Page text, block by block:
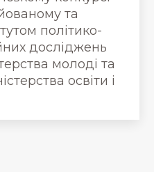
та
політико-
досліджень
молоді та
освіти і